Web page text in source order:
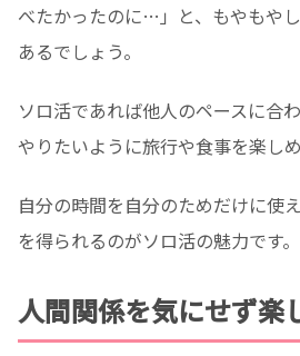
べたかったのに…」と、もやもや
あるでしょう。
ソロ活であれば他人のペースに合
やりたいように旅行や食事を楽しめ
自分の時間を自分のためだけに使
を得られるのがソロ活の魅力です。
人間関係を気にせず楽